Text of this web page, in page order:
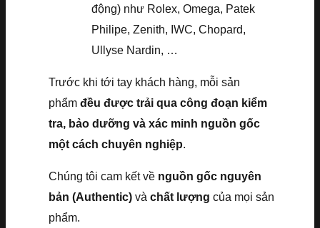
động) như Rolex, Omega, Patek
Philipe, Zenith, IWC, Chopard,
Ullyse Nardin, …
Trước khi tới tay khách hàng, mỗi sản
phẩm đều được trải qua công đoạn kiểm
tra, bảo dưỡng và xác minh nguồn gốc
một cách chuyên nghiệp.
Chúng tôi cam kết về nguồn gốc nguyên
bản (Authentic) và chất lượng của mọi sản
phẩm.